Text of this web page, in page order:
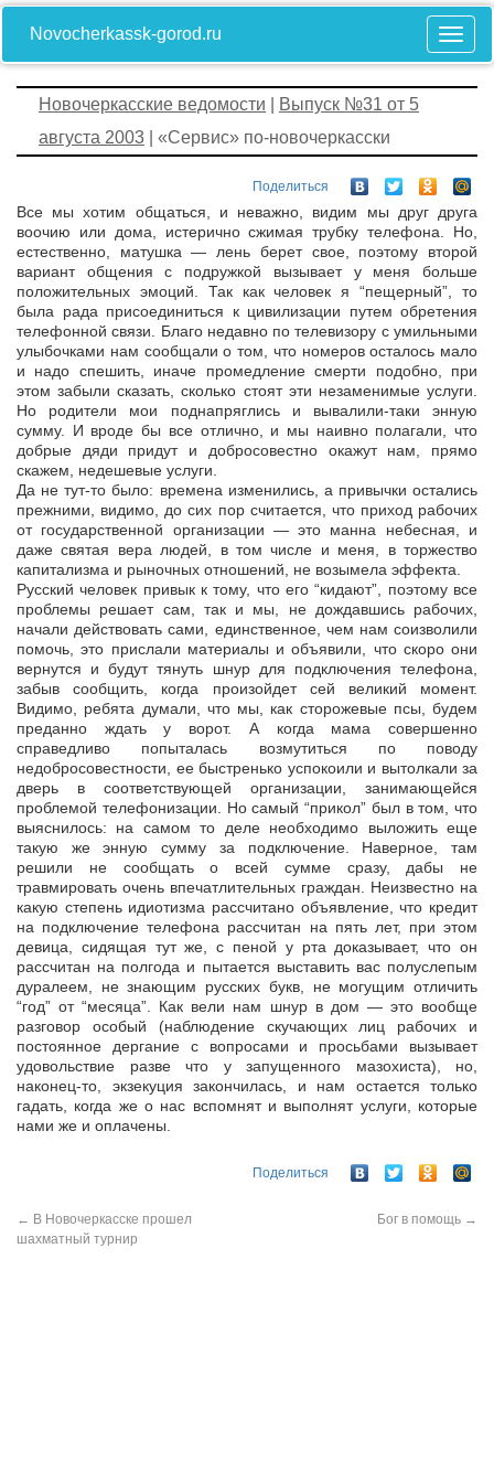
Novocherkassk-gorod.ru
Новочеркасские ведомости
Выпуск №31 от 5
августа 2003 | «Сервис» по-новочеркасски
Поделиться
Все мы хотим общаться, и неважно, видим мы друг друга
воочию или дома, истерично сжимая трубку телефона. Но,
естественно, матушка — лень берет свое, поэтому второй
вариант общения с подружкой вызывает у меня больше
положительных эмоций. Так как человек я “пещерный”, то
была рада присоединиться к цивилизации путем обретения
телефонной связи. Благо недавно по телевизору с умильными
улыбочками нам сообщали о том, что номеров осталось мало
и надо спешить, иначе промедление смерти подобно, при
этом забыли сказать, сколько стоят эти незаменимые услуги.
Но родители мои поднапряглись и вывалили-таки энную
сумму. И вроде бы все отлично, и мы наивно полагали, что
добрые дяди придут и добросовестно окажут нам, прямо
скажем, недешевые услуги.
Да не тут-то было: времена изменились, а привычки остались
прежними, видимо, до сих пор считается, что приход рабочих
от государственной организации — это манна небесная, и
даже святая вера людей, в том числе и меня, в торжество
капитализма и рыночных отношений, не возымела эффекта.
Русский человек привык к тому, что его “кидают”, поэтому все
проблемы решает сам, так и мы, не дождавшись рабочих,
начали действовать сами, единственное, чем нам соизволили
помочь, это прислали материалы и объявили, что скоро они
вернутся и будут тянуть шнур для подключения телефона,
забыв сообщить, когда произойдет сей великий момент.
Видимо, ребята думали, что мы, как сторожевые псы, будем
преданно ждать у ворот. А когда мама совершенно
справедливо попыталась возмутиться по поводу
недобросовестности, ее быстренько успокоили и вытолкали за
дверь в соответствующей организации, занимающейся
проблемой телефонизации. Но самый “прикол” был в том, что
выяснилось: на самом то деле необходимо выложить еще
такую же энную сумму за подключение. Наверное, там
решили не сообщать о всей сумме сразу, дабы не
травмировать очень впечатлительных граждан. Неизвестно на
какую степень идиотизма рассчитано объявление, что кредит
на подключение телефона рассчитан на пять лет, при этом
девица, сидящая тут же, с пеной у рта доказывает, что он
рассчитан на полгода и пытается выставить вас полуслепым
дуралеем, не знающим русских букв, не могущим отличить
“год” от “месяца”. Как вели нам шнур в дом — это вообще
разговор особый (наблюдение скучающих лиц рабочих и
постоянное дергание с вопросами и просьбами вызывает
удовольствие разве что у запущенного мазохиста), но,
наконец-то, экзекуция закончилась, и нам остается только
гадать, когда же о нас вспомнят и выполнят услуги, которые
нами же и оплачены.
Поделиться
← В Новочеркасске прошел
шахматный турнир
Бог в помощь →